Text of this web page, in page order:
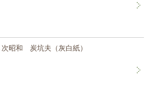
次昭和 炭坑夫（灰白紙）